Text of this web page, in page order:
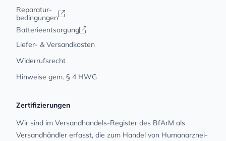
Reparatur-
bedingungen
Batterieentsorgung
Liefer- & Versandkosten
Widerrufsrecht
Hinweise gem. § 4 HWG
Zertifizierungen
Wir sind im Versandhandels-Register des BfArM als
Versandhändler erfasst, die zum Handel von Human­arz­nei­